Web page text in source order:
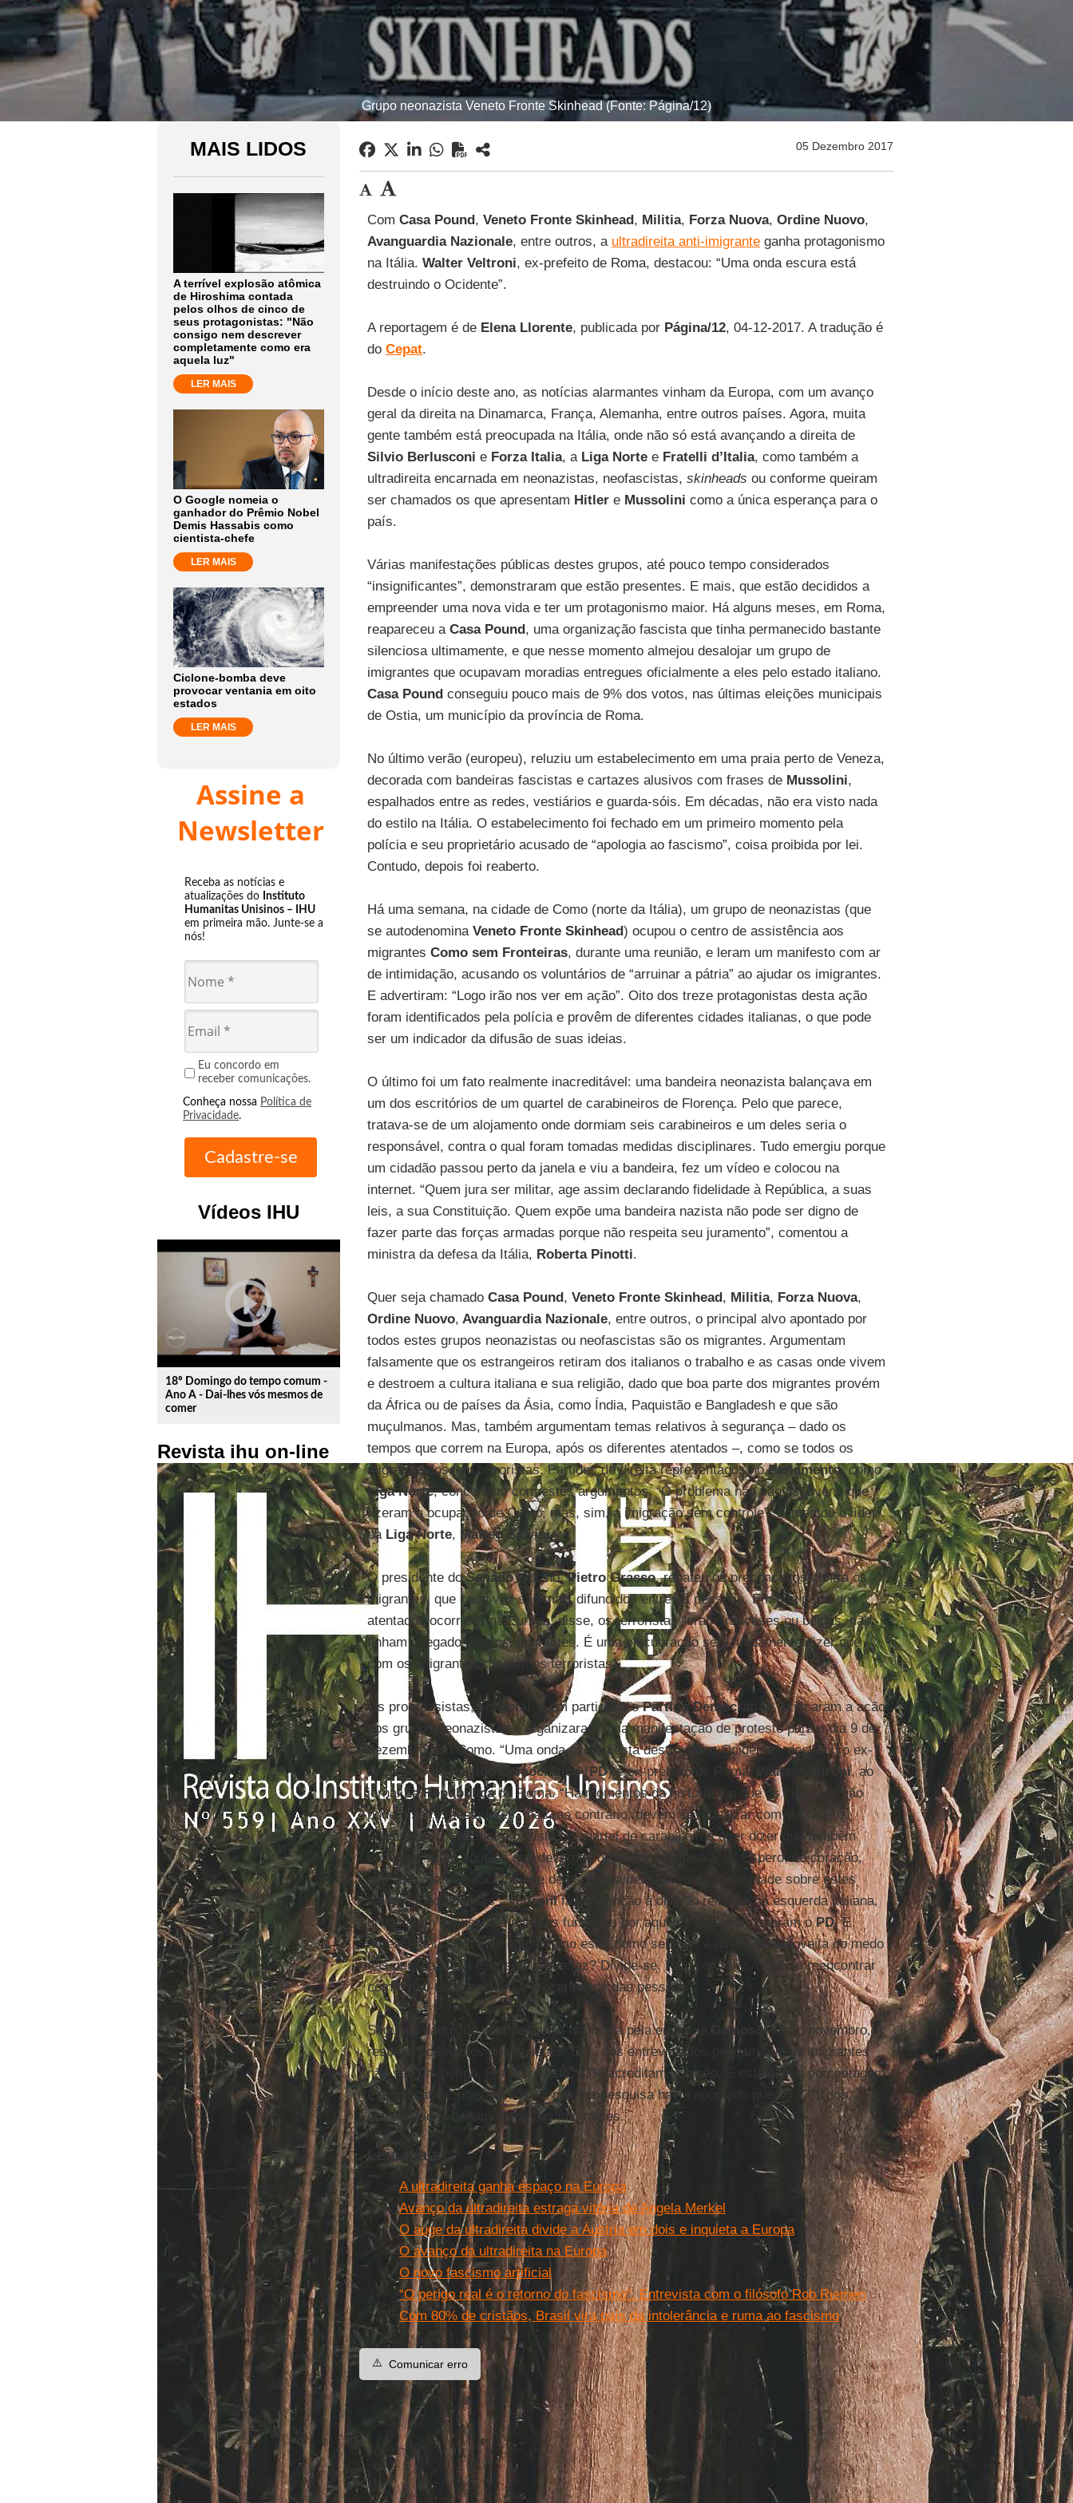
Grupo neonazista Veneto Fronte Skinhead (Fonte: Página/12)
MAIS LIDOS
A terrível explosão atômica
de Hiroshima contada
pelos olhos de cinco de
seus protagonistas: "Não
consigo nem descrever
completamente como era
aquela luz"
LER MAIS
O Google nomeia o
ganhador do Prêmio Nobel
Demis Hassabis como
cientista-chefe
LER MAIS
Ciclone-bomba deve
provocar ventania em oito
estados
LER MAIS
Assine a
Newsletter
Receba as notícias e
atualizações do Instituto
Humanitas Unisinos – IHU
em primeira mão. Junte-se a
nós!
Eu concordo em
receber comunicações.
Conheça nossa Política de
Privacidade.
Vídeos IHU
play_circle_outline
18º Domingo do tempo comum -
Ano A - Dai-lhes vós mesmos de
comer
Revista ihu on-line
05 Dezembro 2017
Com Casa Pound, Veneto Fronte Skinhead, Militia, Forza Nuova, Ordine Nuovo,
Avanguardia Nazionale, entre outros, a ultradireita anti-imigranteganha protagonismo
na Itália. Walter Veltroni, ex-prefeito de Roma, destacou: “Uma onda escura está
destruindo o Ocidente”.
A reportagem é de Elena Llorente, publicada por Página/12, 04-12-2017. A tradução é
do Cepat.
Desde o início deste ano, as notícias alarmantes vinham da Europa, com um avanço
geral da direita na Dinamarca, França, Alemanha, entre outros países. Agora, muita
gente também está preocupada na Itália, onde não só está avançando a direita de
Silvio Berlusconi e Forza Italia, a Liga Nortee Fratelli d’Italia, como também a
ultradireita encarnada em neonazistas, neofascistas, skinheads ou conforme queiram
ser chamados os que apresentam Hitlere Mussolini como a única esperança para o
país.
Várias manifestações públicas destes grupos, até pouco tempo considerados
“insignificantes”, demonstraram que estão presentes. E mais, que estão decididos a
empreender uma nova vida e ter um protagonismo maior. Há alguns meses, em Roma,
reapareceu a Casa Pound, uma organização fascista que tinha permanecido bastante
silenciosa ultimamente, e que nesse momento almejou desalojar um grupo de
imigrantes que ocupavam moradias entregues oficialmente a eles pelo estado italiano.
Casa Poundconseguiu pouco mais de 9% dos votos, nas últimas eleições municipais
de Ostia, um município da província de Roma.
No último verão (europeu), reluziu um estabelecimento em uma praia perto de Veneza,
decorada com bandeiras fascistas e cartazes alusivos com frases de Mussolini,
espalhados entre as redes, vestiários e guarda-sóis. Em décadas, não era visto nada
do estilo na Itália. O estabelecimento foi fechado em um primeiro momento pela
polícia e seu proprietário acusado de “apologia ao fascismo”, coisa proibida por lei.
Contudo, depois foi reaberto.
Há uma semana, na cidade de Como (norte da Itália), um grupo de neonazistas (que
se autodenomina Veneto Fronte Skinhead) ocupou o centro de assistência aos
migrantes Como sem Fronteiras, durante uma reunião, e leram um manifesto com ar
de intimidação, acusando os voluntários de “arruinar a pátria” ao ajudar os imigrantes.
E advertiram: “Logo irão nos ver em ação”. Oito dos treze protagonistas desta ação
foram identificados pela polícia e provêm de diferentes cidades italianas, o que pode
ser um indicador da difusão de suas ideias.
O último foi um fato realmente inacreditável: uma bandeira neonazista balançava em
um dos escritórios de um quartel de carabineiros de Florença. Pelo que parece,
tratava-se de um alojamento onde dormiam seis carabineiros e um deles seria o
responsável, contra o qual foram tomadas medidas disciplinares. Tudo emergiu porque
um cidadão passou perto da janela e viu a bandeira, fez um vídeo e colocou na
internet. “Quem jura ser militar, age assim declarando fidelidade à República, a suas
leis, a sua Constituição. Quem expõe uma bandeira nazista não pode ser digno de
fazer parte das forças armadas porque não respeita seu juramento”, comentou a
ministra da defesa da Itália, Roberta Pinotti.
Quer seja chamado Casa Pound, Veneto Fronte Skinhead, Militia, Forza Nuova,
Ordine Nuovo, Avanguardia Nazionale, entre outros, o principal alvo apontado por
todos estes grupos neonazistas ou neofascistas são os migrantes. Argumentam
falsamente que os estrangeiros retiram dos italianos o trabalho e as casas onde vivem
e destroem a cultura italiana e sua religião, dado que boa parte dos migrantes provém
da África ou de países da Ásia, como Índia, Paquistão e Bangladesh e que são
muçulmanos. Mas, também argumentam temas relativos à segurança – dado os
tempos que correm na Europa, após os diferentes atentados –, como se todos os
migrantes fossem terroristas. Partidos de direita representados noParlamento, como
Liga Norte, concordam com estes argumentos. “O problema não são os jovens que
fizeram a ocupação de Como, mas, sim, a imigração sem controle”, comentou o líder
da Liga Norte, Matteo Salvini.
O presidente doSenadoitaliano,Pietro Grasso, rebateu os preconceitos contra os
migrantes, que cada vez são mais difundidos entre as pessoas. Em boa parte dos
atentados ocorridos na Europa, disse, os terroristas “eram franceses ou belgas, não
tinham chegado com os imigrantes. É uma elucubração sem fundamento dizer que
com os imigrantes chegam os terroristas”.
Os progressistas, em geral, e em particular oPartido Democrático, criticaram a ação
dos grupos neonazistas e organizaram uma manifestação de protesto para o dia 9 de
dezembro, em Como. “Uma onda escura está destruindo o Ocidente”, declarou o ex-
secretário do Partido Democrático(PD) e ex-prefeito de Roma, Walter Veltroni, ao
jornalLa Repubblicade Roma. “Há momentos da história em que os cidadãos não
podem ser espectadores, mas, ao contrário, devem se mobilizar com vontade e
consciência. A bandeira nazista no quartel de carabineiros quer dizer que também
devemos vigiar aqueles que deveriam defender a democracia. Espero, de coração,
que as forças democráticas e de esquerda deem um sinal de unidade sobre estes
valores fundamentais”.Veltronifazia menção à divisão reinante na esquerda italiana,
dividida em minúsculos partidos fundados por aqueles que abandonaram oPD. E
acrescentou: “Em momentos como este, como sempre, a direita se aproveita do medo
das pessoas. E a esquerda o que faz? Divide-se. Pelo contrário, deve se reencontrar
com o mal-estar social e a precariedade das pessoas”.
Segundo dados de uma pesquisa realizada pela empresa Demos&Pi, em novembro, a
respeito dos medos dos italianos, 51% dos entrevistados pensam que os imigrantes
não são um perigo. Por outro lado, 33% acreditam que são. E esta última porcentagem
é significativa, pois em 2016 a mesma pesquisa havia apontado que só 23% dos
entrevistados tinham medo dos imigrantes.
Leia mais
A ultradireita ganha espaço na Europa
Avanço da ultradireita estraga vitória de Angela Merkel
O auge da ultradireita divide a Áustria em dois e inquieta a Europa
O avanço da ultradireita na Europa
O novo fascismo artificial
“O perigo real é o retorno do fascismo”. Entrevista com o filósofo Rob Riemen
Com 80% de cristãos, Brasil vira país da intolerância e ruma ao fascismo
⚠️ Comunicar erro